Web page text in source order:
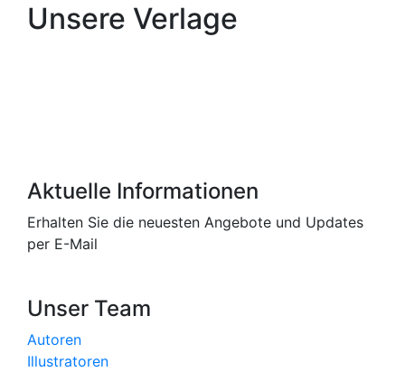
Unsere Verlage
Aktuelle Informationen
Erhalten Sie die neuesten Angebote und Updates
per E-Mail
Unser Team
Autoren
Illustratoren